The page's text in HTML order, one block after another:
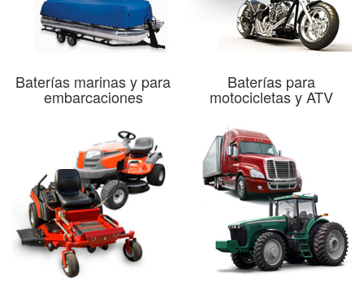
Baterías marinas y para
embarcaciones
Baterías para
motocicletas y ATV